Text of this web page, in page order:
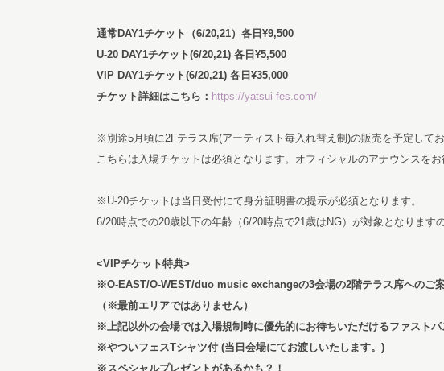
通常DAY1チケット（6/20,21）各日¥9,500
U-20 DAY1チケット(6/20,21) 各日¥5,500
VIP DAY1チケット(6/20,21) 各日¥35,000
チケット詳細はこちら： https://yatsui-fes.com/
※別途5月頃に2Fテラス席(アーティスト毎入れ替え制)の販売を予定してお
こちらは入場チケットは必須となります。オフィシャルのアナウンスをお
※U-20チケットは当日受付にて身分証明書の提示が必須となります。
6/20時点での20歳以下の年齢（6/20時点で21歳はNG）が対象となります
<VIPチケット特典>
※O-EAST/O-WEST/duo music exchangeの3会場の2階テラス席へのご
（※最前エリアではありません）
※上記以外の会場では入場規制時に優先的にお待ちいただけるファストパ
※やついフェスTシャツ付 (当日会場にてお渡しいたします。)
※スペシャルプレゼントがあるかも？！